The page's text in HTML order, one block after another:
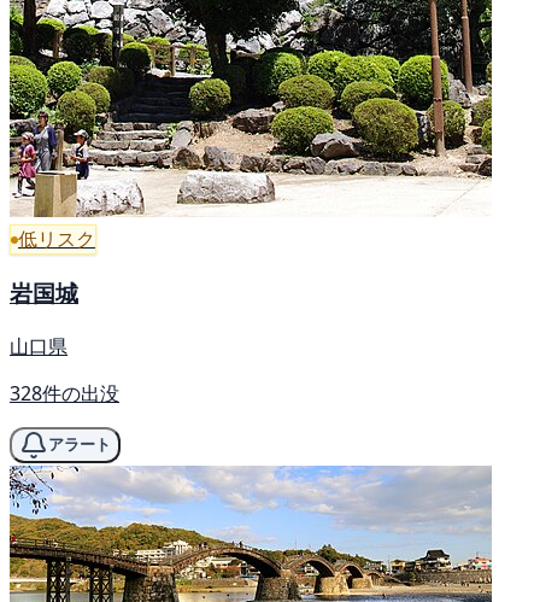
低リスク
岩国城
山口県
328件の出没
アラート